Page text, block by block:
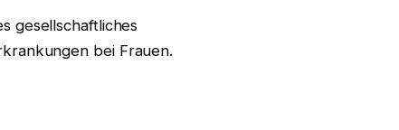
gesellschaftliches
bei Frauen.